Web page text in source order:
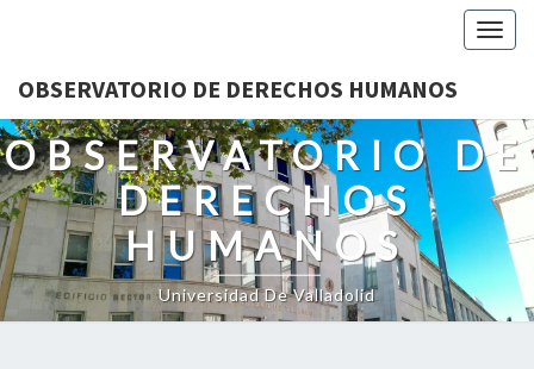
OBSERVATORIO DE DERECHOS HUMANOS
OBSERVATORIO DE
DERECHOS
HUMANOS
Universidad De Valladolid